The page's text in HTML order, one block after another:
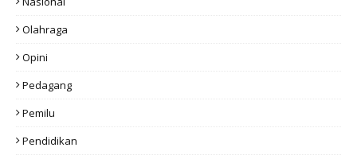
Olahraga
Opini
Pedagang
Pemilu
Pendidikan